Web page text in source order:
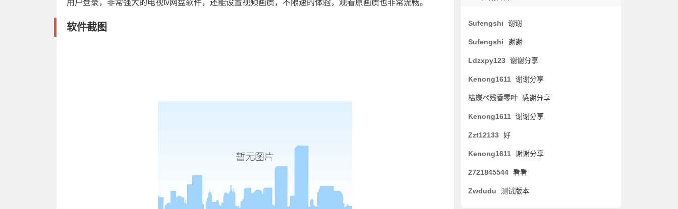
用户登录，非常强大的电视tv网盘软件，还能设置视频画质，不限速的体验，观看原画质也非常流畅。
软件截图 Sufengshi 谢谢
Sufengshi 谢谢
Ldzxpy123 谢谢分享
Kenong1611 谢谢分享
枯蝶べ残香零叶 感谢分享
Kenong1611 谢谢分享
Zzt12133 好
Kenong1611 谢谢分享
2721845544 看看
Zwdudu 测试版本